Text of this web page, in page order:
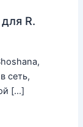
R.
сеть,
[…]